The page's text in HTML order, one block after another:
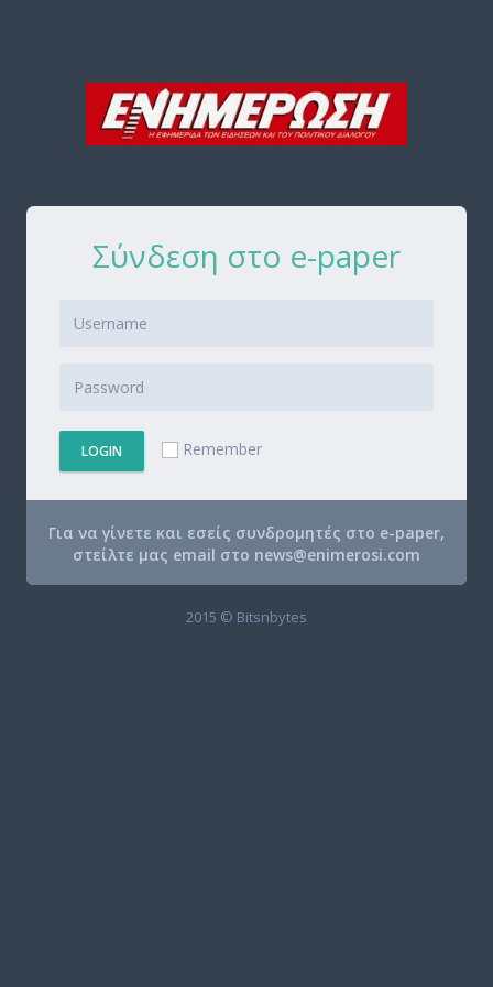
Σύνδεση στο e-paper
LOGIN Remember
Για να γίνετε και εσείς συνδρομητές στο e-paper,
στείλτε μας email στο news@enimerosi.com
2015 © Bitsnbytes